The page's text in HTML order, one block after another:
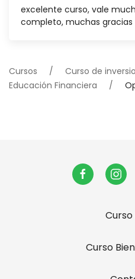
excelente curso, vale
completo, muchas gracias
Cursos
Curso de
Educación Financiera
Curso
Curso